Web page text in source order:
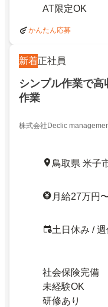
AT限定OK
かんたん応募
新着正社員
シンプル作業で
作業
株式会社Declic
鳥取県 米子
月給27万円
土日休み /
社会保険完備
未経験OK
研修あり